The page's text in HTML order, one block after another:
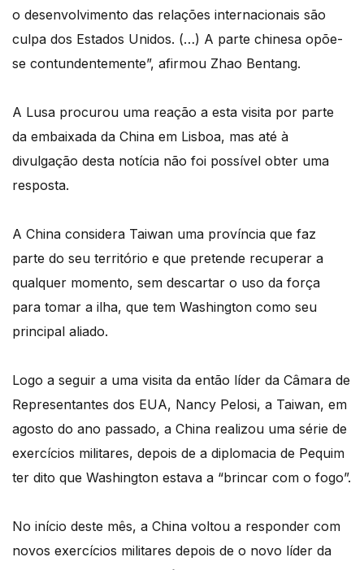
o desenvolvimento das relações internacionais são
culpa dos Estados Unidos. (…) A parte chinesa opõe-
se contundentemente”, afirmou Zhao Bentang.
A Lusa procurou uma reação a esta visita por parte
da embaixada da China em Lisboa, mas até à
divulgação desta notícia não foi possível obter uma
resposta.
A China considera Taiwan uma província que faz
parte do seu território e que pretende recuperar a
qualquer momento, sem descartar o uso da força
para tomar a ilha, que tem Washington como seu
principal aliado.
Logo a seguir a uma visita da então líder da Câmara de
Representantes dos EUA, Nancy Pelosi, a Taiwan, em
agosto do ano passado, a China realizou uma série de
exercícios militares, depois de a diplomacia de Pequim
ter dito que Washington estava a “brincar com o fogo”.
No início deste mês, a China voltou a responder com
novos exercícios militares depois de o novo líder da